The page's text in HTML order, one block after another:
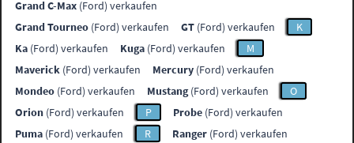
Grand C-Max (Ford) verkaufen
Grand Tourneo (Ford) verkaufen GT (Ford) verkaufen
K
Ka (Ford) verkaufen Kuga (Ford) verkaufen
M
Maverick (Ford) verkaufen Mercury (Ford) verkaufen
Mondeo (Ford) verkaufen Mustang(Ford) verkaufen
O
Orion (Ford) verkaufen P Probe (Ford) verkaufen
Puma (Ford) verkaufen R Ranger (Ford) verkaufen